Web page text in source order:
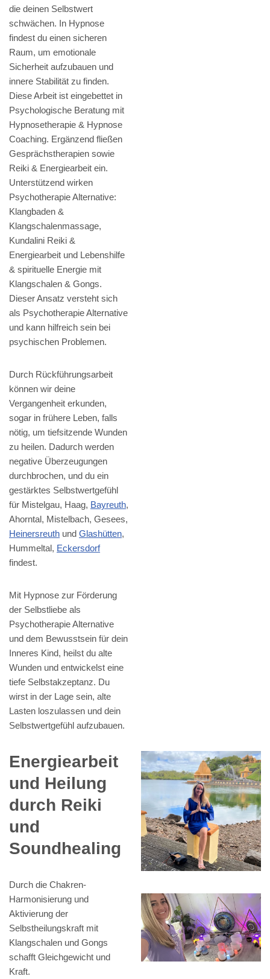
die deinen Selbstwert
schwächen. In Hypnose
findest du einen sicheren
Raum, um emotionale
Sicherheit aufzubauen und
innere Stabilität zu finden.
Diese Arbeit ist eingebettet in
Psychologische Beratung mit
Hypnosetherapie & Hypnose
Coaching. Ergänzend fließen
Gesprächstherapien sowie
Reiki & Energiearbeit ein.
Unterstützend wirken
Psychotherapie Alternative:
Klangbaden &
Klangschalenmassage,
Kundalini Reiki &
Energiearbeit und Lebenshilfe
& spirituelle Energie mit
Klangschalen & Gongs.
Dieser Ansatz versteht sich
als Psychotherapie Alternative
und kann hilfreich sein bei
psychischen Problemen.
Durch Rückführungsarbeit
können wir deine
Vergangenheit erkunden,
sogar in frühere Leben, falls
nötig, um tiefsitzende Wunden
zu heilen. Dadurch werden
negative Überzeugungen
durchbrochen, und du ein
gestärktes Selbstwertgefühl
für Mistelgau, Haag, Bayreuth,
Ahorntal, Mistelbach, Gesees,
Heinersreuth und Glashütten,
Hummeltal, Eckersdorf
findest.
Mit Hypnose zur Förderung
der Selbstliebe als
Psychotherapie Alternative
und dem Bewusstsein für dein
Inneres Kind, heilst du alte
Wunden und entwickelst eine
tiefe Selbstakzeptanz. Du
wirst in der Lage sein, alte
Lasten loszulassen und dein
Selbstwertgefühl aufzubauen.
Energiearbeit
und Heilung
durch Reiki
und
Soundhealing
Durch die Chakren-
Harmonisierung und
Aktivierung der
Selbstheilungskraft mit
Klangschalen und Gongs
schafft Gleichgewicht und
Kraft.